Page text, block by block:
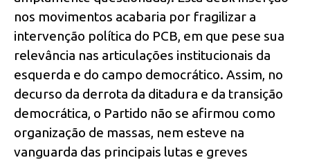
nos movimentos acabaria por fragilizar a
intervenção política do PCB, em que pese sua
relevância nas articulações institucionais da
esquerda e do campo democrático. Assim, no
decurso da derrota da ditadura e da transição
democrática, o Partido não se afirmou como
organização de massas, nem esteve na
vanguarda das principais lutas e greves